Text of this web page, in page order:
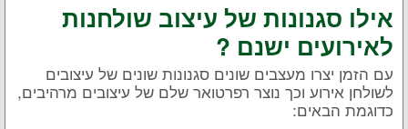
אילו סגנונות של עיצוב שולחנות
לאירועים ישנם ?
עם הזמן יצרו מעצבים שונים סגנונות שונים של עיצובים
לשולחן אירוע וכך נוצר רפרטואר שלם של עיצובים מרהיבים,
כדוגמת הבאים: